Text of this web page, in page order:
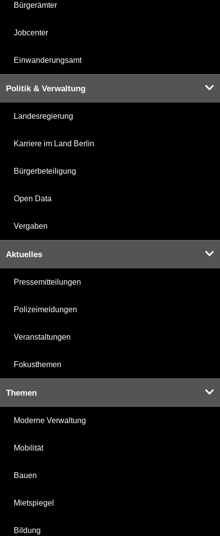
Bürgerämter
Jobcenter
Einwanderungsamt
Politik & Verwaltung
Landesregierung
Karriere im Land Berlin
Bürgerbeteiligung
Open Data
Vergaben
Aktuelles
Pressemitteilungen
Polizeimeldungen
Veranstaltungen
Fokusthemen
Themen
Moderne Verwaltung
Mobilität
Bauen
Mietspiegel
Bildung